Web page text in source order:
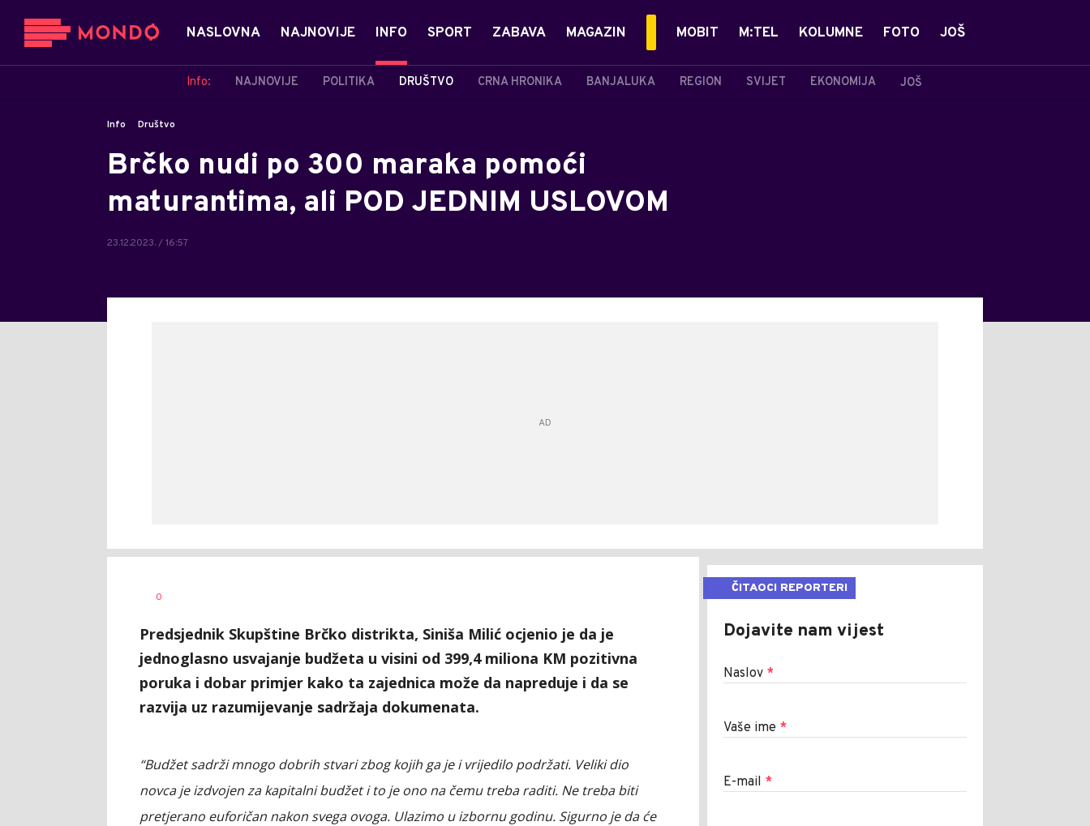
NASLOVNA NAJNOVIJE INFO
Info: NAJNOVIJE POLITIKA DRUŠTVO CRNA HRONIKA BANJALUKA REGION SVIJET EKONOMIJA JOŠ
SPORT ZABAVA MAGAZIN MOBIT M:TEL KOLUMNE FOTO JOŠ
Info Društvo
Brčko nudi po 300 maraka pomoći
maturantima, ali POD JEDNIM USLOVOM
23.12.2023. / 16:57
AUTOR
0
Predsjednik Skupštine Brčko distrikta, Siniša Milić ocjenio je da je
jednoglasno usvajanje budžeta u visini od 399,4 miliona KM pozitivna
poruka i dobar primjer kako ta zajednica može da napreduje i da se
razvija uz razumijevanje sadržaja dokumenata.
“Budžet sadrži mnogo dobrih stvari zbog kojih ga je i vrijedilo podržati. Veliki dio
novca je izdvojen za kapitalni budžet i to je ono na čemu treba raditi. Ne treba biti
pretjerano euforičan nakon svega ovoga. Ulazimo u izbornu godinu. Sigurno je da će
ČITAOCI REPORTERI
Dojavite nam vijest
Naslov *
Vaše ime *
E-mail *